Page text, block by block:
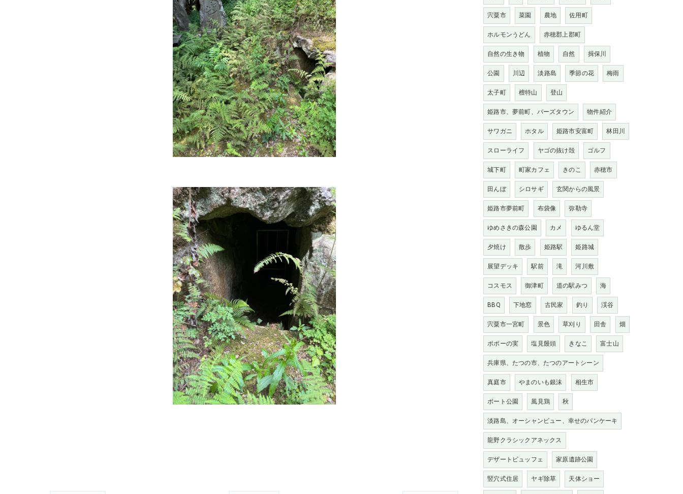
宍粟市 菜園 農地 佐用町
ホルモンうどん 赤穂郡上郡町
自然の生き物 植物 自然 揖保川
公園 川辺 淡路島 季節の花 梅雨
太子町 檀特山 登山
姫路市、夢前町、バーズタウン 物件紹介
サワガニ ホタル 姫路市安富町 林田川
スローライフ ヤゴの抜け殻 ゴルフ
城下町 町家カフェ きのこ 赤穂市
田んぼ シロサギ 玄関からの風景
姫路市夢前町 布袋像 弥勒寺
ゆめさきの森公園 カメ ゆるん堂
夕焼け 散歩 姫路駅 姫路城
展望デッキ 駅前 滝 河川敷
コスモス 御津町 道の駅みつ 海
BBQ 下地窓 古民家 釣り 渓谷
宍粟市一宮町 景色 草刈り 田舎 畑
ポポーの実 塩見饅頭 きなこ 富士山
兵庫県、たつの市、たつのアートシーン
真庭市 やまのいも銀沫 相生市
ボート公園 風見鶏 秋
淡路島、オーシャンビュー、幸せのパンケーキ
龍野クラシックアネックス
デザートビュッフェ 家原遺跡公園
竪穴式住居 ヤギ除草 天体ショー